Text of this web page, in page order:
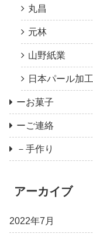
丸昌
元林
山野紙業
日本パール加工
ーお菓子
ーご連絡
－手作り
アーカイブ
2022年7月